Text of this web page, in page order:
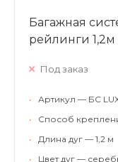
Багажная
рейлинги 1,2м
Под заказ
•
Артикул — БС
•
Способ
•
Длина дуг — 1,2 м
•
Цвет дуг —